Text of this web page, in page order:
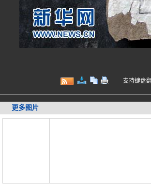
支持键盘
更多图片